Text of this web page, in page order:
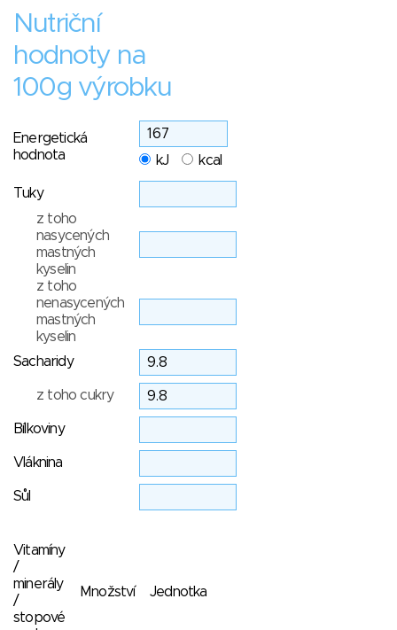
Nutriční
hodnoty na
100g výrobku
Energetická
hodnota
kJ kcal
Tuky
z toho
nasycených
mastných
kyselin
z toho
nenasycených
mastných
kyselin
Sacharidy
z toho cukry
Bílkoviny
Vláknina
Sůl
Vitamíny
/
minerály
/
stopové
Množství Jednotka